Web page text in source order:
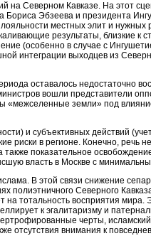
на Северном Кавказе. На этот
Эбзеева и президента
местных элит и нужных
результаты, близкие к
(особенно в случае с
интеграции выходцев из
оставалось недостаточно
вошли представители
«межселенные земли» под
и субъективных действий
риски в регионе. Конечно, речь
показательное
власть в Москве с
В этой связи снижение
полиэтничного Северного
тотальность восприятия мира.
к эгалитаризму и
черты, исламский
отсутствия внимания к